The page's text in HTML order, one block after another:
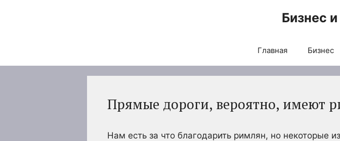
Бизнес
Главная Бизнес
Прямые дороги, вероятно, имеют
Нам есть за что благодарить римлян, но некоторые